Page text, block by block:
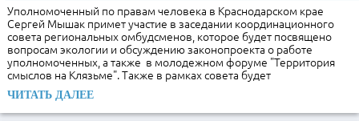
Уполномоченный по правам человека в Краснодарском крае
Сергей Мышак примет участие в заседании координационного
совета региональных омбудсменов, которое будет посвящено
вопросам экологии и обсуждению законопроекта о работе
уполномоченных, а также в молодежном форуме "Территория
смыслов на Клязьме". Также в рамках совета будет
ЧИТАТЬ ДАЛЕЕ